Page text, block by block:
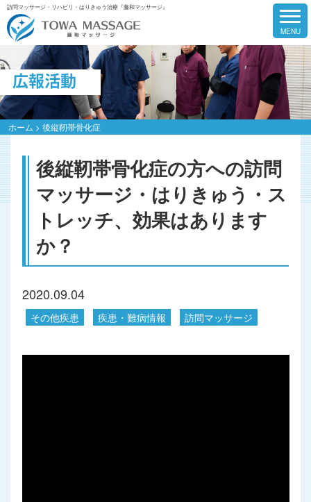
訪問マッサージ・リハビリ・はりきゅう治療『藤和マッサージ』
広報活動
ホーム > 後縦靭帯骨化症
後縦靭帯骨化症の方への訪問
マッサージ・はりきゅう・ス
トレッチ、効果はあります
か？
2020.09.04
その他疾患 疾患・難病情報 訪問マッサージ